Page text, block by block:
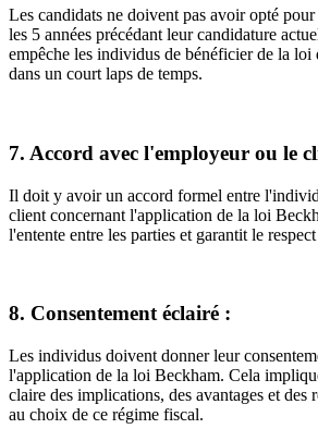
Les candidats ne doivent pas avoir opté
les 5 années précédant leur candidature
empêche les individus de bénéficier de la loi
dans un court laps de temps.
7. Accord avec l'employeur ou le
Il doit y avoir un accord formel entre
client concernant l'application de la loi
l'entente entre les parties et garantit le
8. Consentement éclairé :
Les individus doivent donner leur
l'application de la loi Beckham. Cela
claire des implications, des avantages et des
au choix de ce régime fiscal.